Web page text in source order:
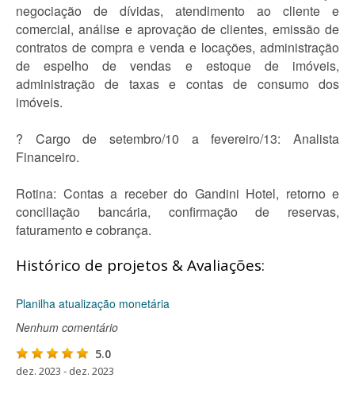
negociação de dívidas, atendimento ao cliente e
comercial, análise e aprovação de clientes, emissão de
contratos de compra e venda e locações, administração
de espelho de vendas e estoque de imóveis,
administração de taxas e contas de consumo dos
imóveis.
? Cargo de setembro/10 a fevereiro/13: Analista
Financeiro.
Rotina: Contas a receber do Gandini Hotel, retorno e
conciliação bancária, confirmação de reservas,
faturamento e cobrança.
Histórico de projetos & Avaliações:
Planilha atualização monetária
Nenhum comentário
5.0
dez. 2023 - dez. 2023